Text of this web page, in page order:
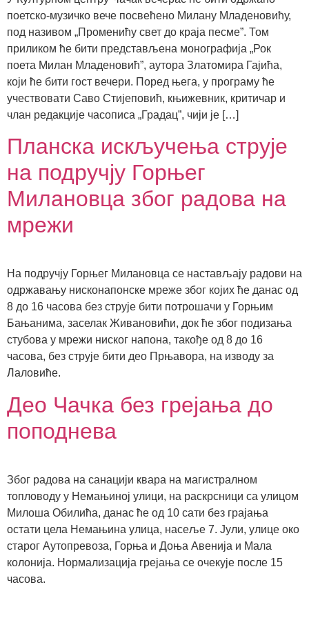
поетско-музичко вече посвећено Милану Младеновићу,
под називом „Променићу свет до краја песме”. Том
приликом ће бити представљена монографија „Рок
поета Милан Младеновић”, аутора Златомира Гајића,
који ће бити гост вечери. Поред њега, у програму ће
учествовати Саво Стијеповић, књижевник, критичар и
члан редакције часописа „Градац”, чији је […]
Планска искључења струје
на подручју Горњег
Милановца због радова на
мрежи
На подручју Горњег Милановца се настављају радови на
одржавању нисконапонске мреже због којих ће данас од
8 до 16 часова без струје бити потрошачи у Горњим
Бањанима, заселак Живановићи, док ће због подизања
стубова у мрежи ниског напона, такође од 8 до 16
часова, без струје бити део Прњавора, на изводу за
Лаловиће.
Део Чачка без грејања до
поподнева
Због радова на санацији квара на магистралном
топловоду у Немањиној улици, на раскрсници са улицом
Милоша Обилића, данас ће од 10 сати без грајања
остати цела Немањина улица, насеље 7. Јули, улице око
старог Аутопревоза, Горња и Доња Авенија и Мала
колонија. Нормализација грејања се очекује после 15
часова.